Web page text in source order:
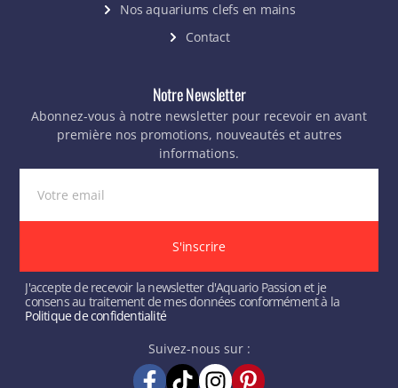
Nos aquariums clefs en mains
Contact
Notre Newsletter
Abonnez-vous à notre newsletter pour recevoir en avant
première nos promotions, nouveautés et autres
informations.
J'accepte de recevoir la newsletter d'Aquario Passion et je
consens au traitement de mes données conformément à la
Politique de confidentialité
S'inscrire
Suivez-nous sur :